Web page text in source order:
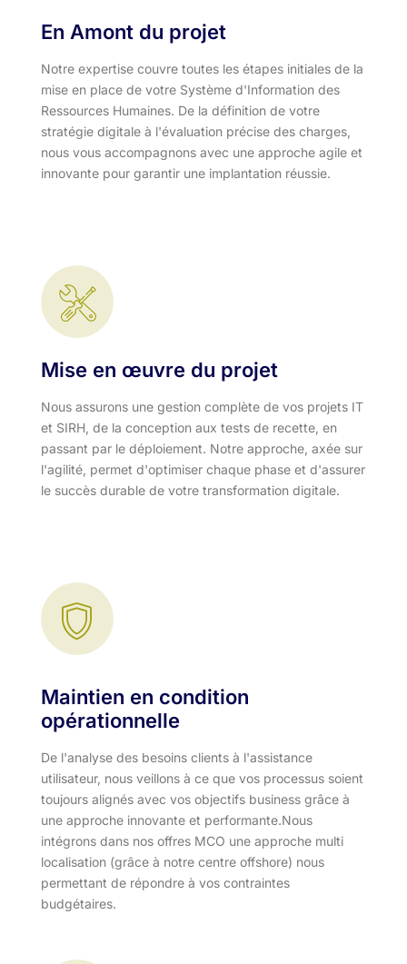
En Amont du projet
Notre expertise couvre toutes les étapes initiales de la
mise en place de votre Système d'Information des
Ressources Humaines. De la définition de votre
stratégie digitale à l'évaluation précise des charges,
nous vous accompagnons avec une approche agile et
innovante pour garantir une implantation réussie.
Mise en œuvre du projet
Nous assurons une gestion complète de vos projets IT
et SIRH, de la conception aux tests de recette, en
passant par le déploiement. Notre approche, axée sur
l'agilité, permet d'optimiser chaque phase et d'assurer
le succès durable de votre transformation digitale.
Maintien en condition
opérationnelle
De l'analyse des besoins clients à l'assistance
utilisateur, nous veillons à ce que vos processus soient
toujours alignés avec vos objectifs business grâce à
une approche innovante et performante.​ Nous
intégrons dans nos offres MCO une approche multi
localisation (grâce à notre centre offshore) nous
permettant de répondre à vos contraintes
budgétaires.